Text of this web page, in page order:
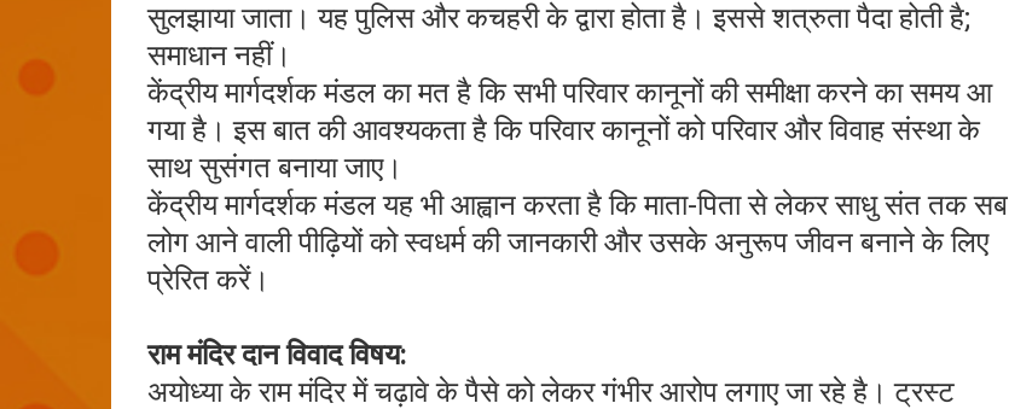
सुलझाया जाता। यह पुलिस और कचहरी के द्वारा होता है। इससे शत्रुता पैदा होती है;
समाधान नहीं।
केंद्रीय मार्गदर्शक मंडल का मत है कि सभी परिवार कानूनों की समीक्षा करने का समय आ
गया है। इस बात की आवश्यकता है कि परिवार कानूनों को परिवार और विवाह संस्था के
साथ सुसंगत बनाया जाए।
केंद्रीय मार्गदर्शक मंडल यह भी आह्वान करता है कि माता-पिता से लेकर साधु संत तक सब
लोग आने वाली पीढ़ियों को स्वधर्म की जानकारी और उसके अनुरूप जीवन बनाने के लिए
प्रेरित करें।
राम मंदिर दान विवाद विषय:
अयोध्या के राम मंदिर में चढ़ावे के पैसे को लेकर गंभीर आरोप लगाए जा रहे है। ट्रस्ट